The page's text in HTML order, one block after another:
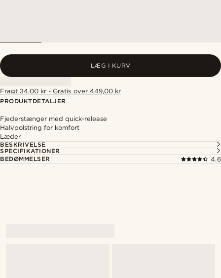
LÆG I KURV
Fragt 34,00 kr - Gratis over 449,00 kr
PRODUKTDETALJER
Fjederstænger med quick-release
Halvpolstring for komfort
Læder
BESKRIVELSE
SPECIFIKATIONER
BEDØMMELSER
4.6